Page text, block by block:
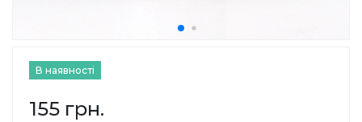
В наявності
155 грн.